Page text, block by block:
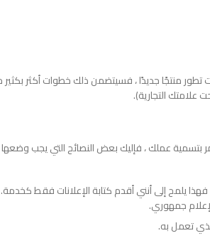
منتجًا جديدًا ، فسيتضمن ذلك خطوات أكثر بكثير
علامتك التجارية).
بتسمية عملك ، فإليك بعض النصائح التي يجب وضعها
يلمح إلى أنني أقدم كتابة الإعلانات فقط كخدمة.
جمهوري.
تعمل به.